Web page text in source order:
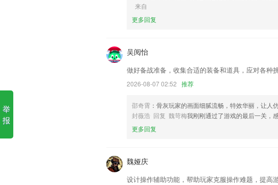
pt电游软件优势
1.从没有学习APP如此懂你！
3.宝宝成长日新月异，可可狮根据宝宝每2265安卓网月不
题，让宝宝在玩乐中健康成长
6.·选择课程并报名参与培训，亦可查看培训机构、培训
图片新增支持圆角和描边功能，自定义排版就更得心应手了
增加道亨私有化瓦片服务
来自
更多回复
吴阅怡
做好备战准备，收集合适的装备和道具，应对各种挑
2026-08-07 02:52 推荐
邵奇霄 ：骨灰玩家的画面细腻流畅，特效华丽，让人
封薇浩 回复 魏苛梅我刚刚通过了游戏的最后一关，
更多回复
魏娅庆
设计操作辅助功能，帮助玩家克服操作难题，提高
举
报